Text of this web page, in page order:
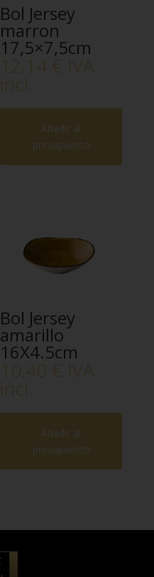
Bol Jersey
marron
17,5×7,5cm
12,14 € IVA
incl.
Añadir al
presupuesto
Bol Jersey
amarillo
16X4.5cm
10,40 € IVA
incl.
Añadir al
presupuesto